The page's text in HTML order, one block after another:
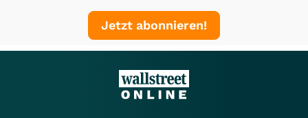
Jetzt abonnieren!